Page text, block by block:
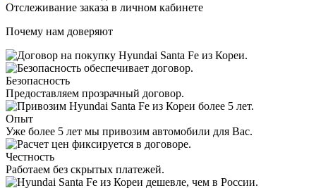
Отслеживание заказа в личном кабинете
Почему нам доверяют
Безопасность
Предоставляем прозрачный договор.
Опыт
Уже более 5 лет мы привозим автомобили для Вас.
Честность
Работаем без скрытых платежей.